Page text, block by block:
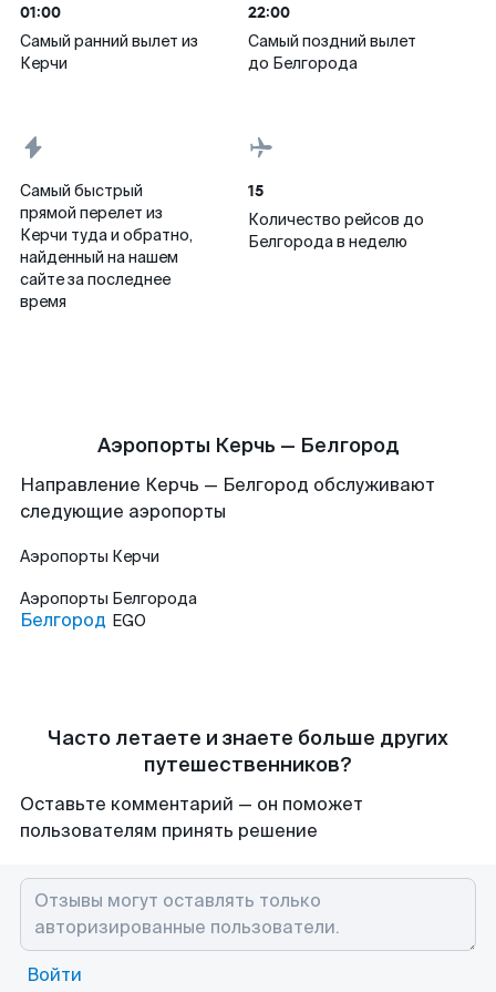
01:00
Самый ранний вылет из
Керчи
22:00
Самый поздний вылет
до Белгорода
Самый быстрый
прямой перелет из
Керчи туда и обратно,
найденный на нашем
сайте за последнее
время
15
Количество рейсов до
Белгорода в неделю
Аэропорты Керчь — Белгород
Направление Керчь — Белгород обслуживают
следующие аэропорты
Аэропорты Керчи
Аэропорты Белгорода
Белгород EGO
Часто летаете и знаете больше других
путешественников?
Оставьте комментарий — он поможет
пользователям принять решение
Войти